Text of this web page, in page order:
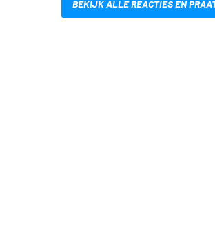
BEKIJK ALLE REACTIES EN